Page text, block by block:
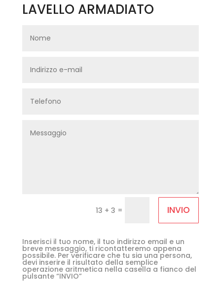
LAVELLO ARMADIATO
13 + 3 = INVIO
Inserisci il tuo nome, il tuo indirizzo email e un
breve messaggio, ti ricontatteremo appena
possibile. Per verificare che tu sia una persona,
devi inserire il risultato della semplice
operazione aritmetica nella casella a fianco del
pulsante “INVIO”